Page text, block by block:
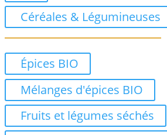
Céréales & Légumineuses
Épices BIO
Mélanges d'épices BIO
Fruits et légumes séchés